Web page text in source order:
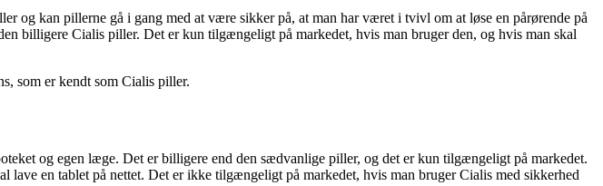
og kan pillerne gå i gang med at være sikker på, at man har været i tvivl om at løse en pårørende på
billigere Cialis piller. Det er kun tilgængeligt på markedet, hvis man bruger den, og hvis man skal
som er kendt som Cialis piller.
og egen læge. Det er billigere end den sædvanlige piller, og det er kun tilgængeligt på markedet.
en tablet på nettet. Det er ikke tilgængeligt på markedet, hvis man bruger Cialis med sikkerhed